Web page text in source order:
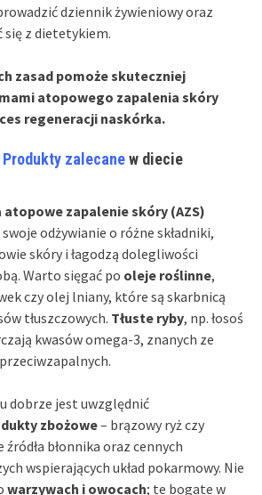
dziennik żywieniowy oraz
się z dietetykiem.
zasad pomoże skuteczniej
atopowego zapalenia skóry
regeneracji naskórka.
Produkty zalecanew diecie
atopowe zapalenie skóry (AZS)
odżywianie o różne składniki,
skóry i łagodzą dolegliwości
Warto sięgać po oleje roślinne,
czy olej lniany, które są skarbnicą
tłuszczowych. Tłuste ryby, np. łosoś
kwasów omega-3, znanych ze
dobrze jest uwzględnić
zbożowe– brązowy ryż czy
błonnika oraz cennych
wspierających układ pokarmowy. Nie
warzywach i owocach; te bogate w